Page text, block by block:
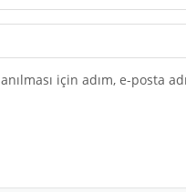
için adım, e-posta